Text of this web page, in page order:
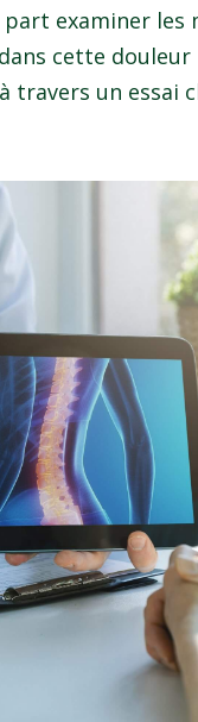
examiner
cette douleur
travers un essai